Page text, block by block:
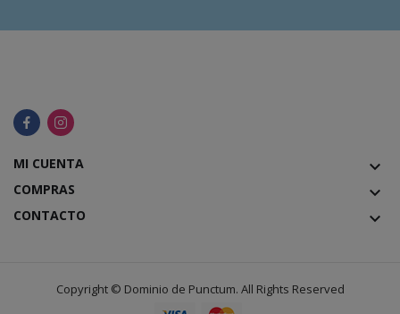
MI CUENTA keyboard_arrow_down
COMPRAS keyboard_arrow_down
CONTACTO keyboard_arrow_down
Copyright © Dominio de Punctum. All Rights Reserved